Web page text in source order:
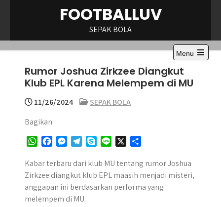
FOOTBALLUV
SEPAK BOLA
Menu
Open
menu
Rumor Joshua Zirkzee Diangkut
Klub EPL Karena Melempem di MU
11/26/2024
SEPAK BOLA
Bagikan
W
a
t
s
A
c
e
b
o
s
s
e
n
l
e
g
r
y
p
e
n
e
a
r
e
Kabar terbaru dari klub MU tentang rumor Joshua
Zirkzee diangkut klub EPL maasih menjadi misteri,
anggapan ini berdasarkan performa yang
melempem di MU.